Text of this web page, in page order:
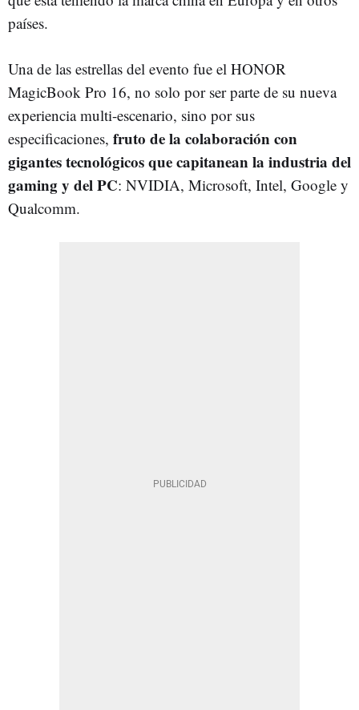
países.
Una de las estrellas del evento fue el HONOR
MagicBook Pro 16, no solo por ser parte de su nueva
experiencia multi-escenario, sino por sus
especificaciones, fruto de la colaboración con
gigantes tecnológicos que capitanean la industria del
gaming y del PC: NVIDIA, Microsoft, Intel, Google y
Qualcomm.